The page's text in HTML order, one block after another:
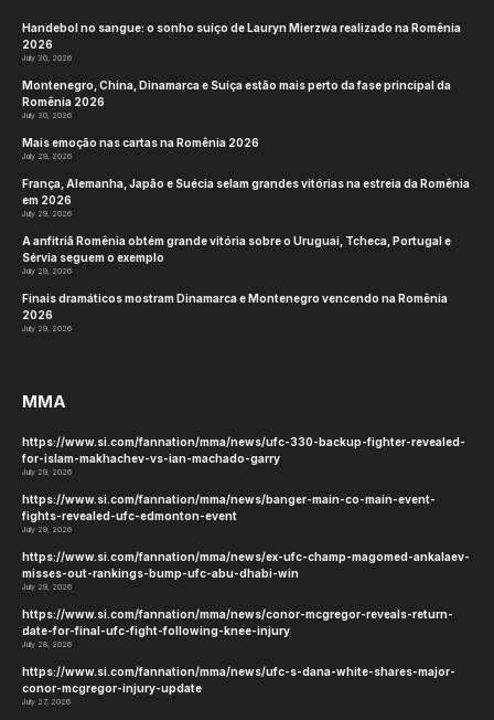
Handebol no sangue: o sonho suíço de Lauryn Mierzwa realizado na Romênia
2026
July 30, 2026
Montenegro, China, Dinamarca e Suíça estão mais perto da fase principal da
Romênia 2026
July 30, 2026
Mais emoção nas cartas na Romênia 2026
July 29, 2026
França, Alemanha, Japão e Suécia selam grandes vitórias na estreia da Romênia
em 2026
July 29, 2026
A anfitriã Romênia obtém grande vitória sobre o Uruguai, Tcheca, Portugal e
Sérvia seguem o exemplo
July 29, 2026
Finais dramáticos mostram Dinamarca e Montenegro vencendo na Romênia
2026
July 29, 2026
MMA
https://www.si.com/fannation/mma/news/ufc-330-backup-fighter-revealed-
for-islam-makhachev-vs-ian-machado-garry
July 29, 2026
https://www.si.com/fannation/mma/news/banger-main-co-main-event-
fights-revealed-ufc-edmonton-event
July 29, 2026
https://www.si.com/fannation/mma/news/ex-ufc-champ-magomed-ankalaev-
misses-out-rankings-bump-ufc-abu-dhabi-win
July 29, 2026
https://www.si.com/fannation/mma/news/conor-mcgregor-reveals-return-
date-for-final-ufc-fight-following-knee-injury
July 28, 2026
https://www.si.com/fannation/mma/news/ufc-s-dana-white-shares-major-
conor-mcgregor-injury-update
July 27, 2026